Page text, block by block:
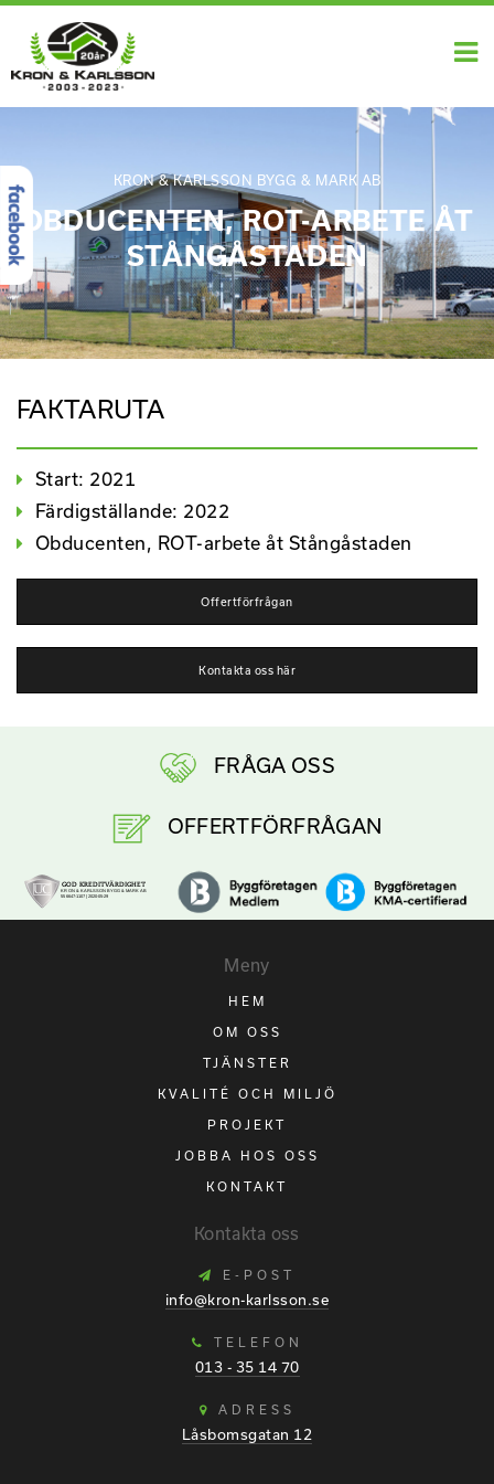
KRON & KARLSSON BYGG & MARK AB
OBDUCENTEN, ROT-ARBETE ÅT
STÅNGÅSTADEN
FAKTARUTA
Start: 2021
Färdigställande: 2022
Obducenten, ROT-arbete åt Stångåstaden
Offertförfrågan
Kontakta oss här
FRÅGA OSS
OFFERTFÖRFRÅGAN
Meny
HEM
OM OSS
TJÄNSTER
KVALITÉ OCH MILJÖ
PROJEKT
JOBBA HOS OSS
KONTAKT
Kontakta oss
E-POST
info@kron-karlsson.se
TELEFON
013 - 35 14 70
ADRESS
Låsbomsgatan 12